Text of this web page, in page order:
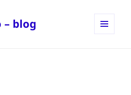
blog